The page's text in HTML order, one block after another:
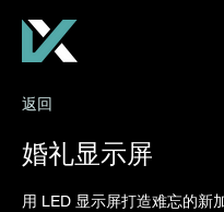
返回
婚礼显示屏
用 LED 显示屏打造难忘的新